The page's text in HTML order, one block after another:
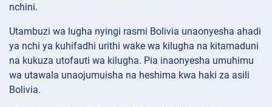
nchini.
Utambuzi wa lugha nyingi rasmi Bolivia unaonyesha ahadi
ya nchi ya kuhifadhi urithi wake wa kilugha na kitamaduni
na kukuza utofauti wa kilugha. Pia inaonyesha umuhimu
wa utawala unaojumuisha na heshima kwa haki za asili
Bolivia.